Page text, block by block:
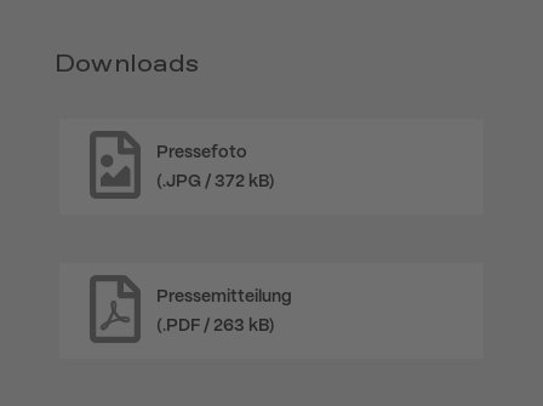
Downloads
Pressefoto
(.JPG / 372 kB)
Pressemitteilung
(.PDF / 263 kB)